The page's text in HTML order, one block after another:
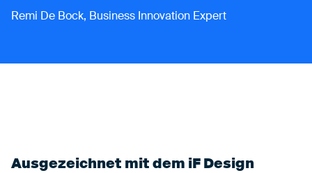
Remi De Bock, Business Innovation Expert
Ausgezeichnet mit dem iF Design